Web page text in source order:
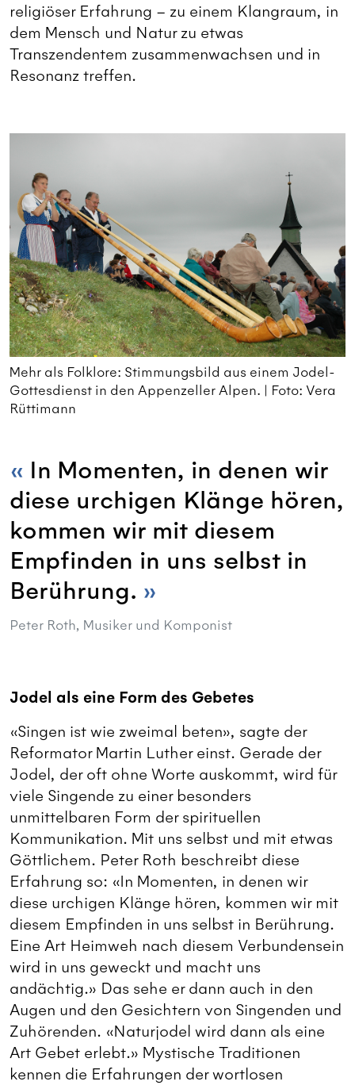
religiöser Erfahrung – zu einem Klangraum, in
dem Mensch und Natur zu etwas
Transzendentem zusammenwachsen und in
Resonanz treffen.
Mehr als Folklore: Stimmungsbild aus einem Jodel-
Gottesdienst in den Appenzeller Alpen. | Foto: Vera
Rüttimann
In Momenten, in denen wir
diese urchigen Klänge hören,
kommen wir mit diesem
Empfinden in uns selbst in
Berührung.
Peter Roth, Musiker und Komponist
Jodel als eine Form des Gebetes
«Singen ist wie zweimal beten», sagte der
Reformator Martin Luther einst. Gerade der
Jodel, der oft ohne Worte auskommt, wird für
viele Singende zu einer besonders
unmittelbaren Form der spirituellen
Kommunikation. Mit uns selbst und mit etwas
Göttlichem. Peter Roth beschreibt diese
Erfahrung so: «In Momenten, in denen wir
diese urchigen Klänge hören, kommen wir mit
diesem Empfinden in uns selbst in Berührung.
Eine Art Heimweh nach diesem Verbundensein
wird in uns geweckt und macht uns
andächtig.» Das sehe er dann auch in den
Augen und den Gesichtern von Singenden und
Zuhörenden. «Naturjodel wird dann als eine
Art Gebet erlebt.» Mystische Traditionen
kennen die Erfahrungen der wortlosen